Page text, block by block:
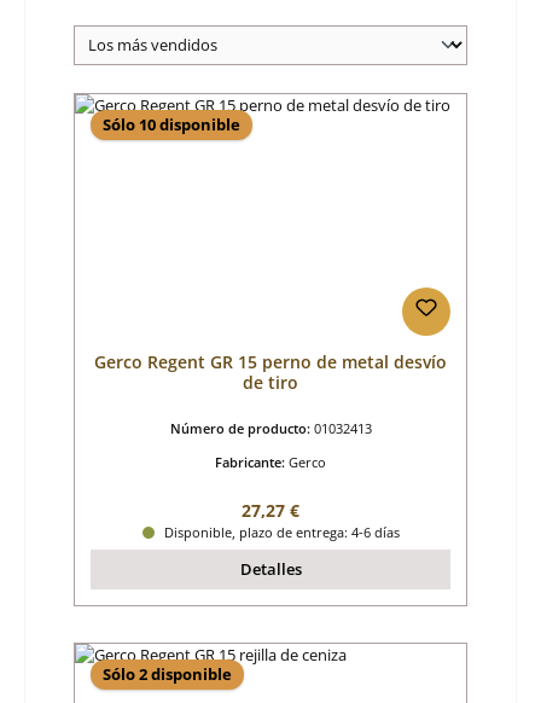
Sólo 10 disponible
Gerco Regent GR 15 perno de metal desvío
de tiro
Número de producto: 01032413
Fabricante: Gerco
Precio normal:
27,27 €
Disponible, plazo de entrega: 4-6 días
Detalles
Sólo 2 disponible